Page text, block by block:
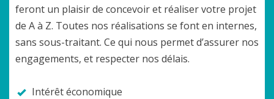
feront un plaisir de concevoir et réaliser votre projet
de A à Z. Toutes nos réalisations se font en internes,
sans sous-traitant. Ce qui nous permet d’assurer nos
engagements, et respecter nos délais.
Intérêt économique